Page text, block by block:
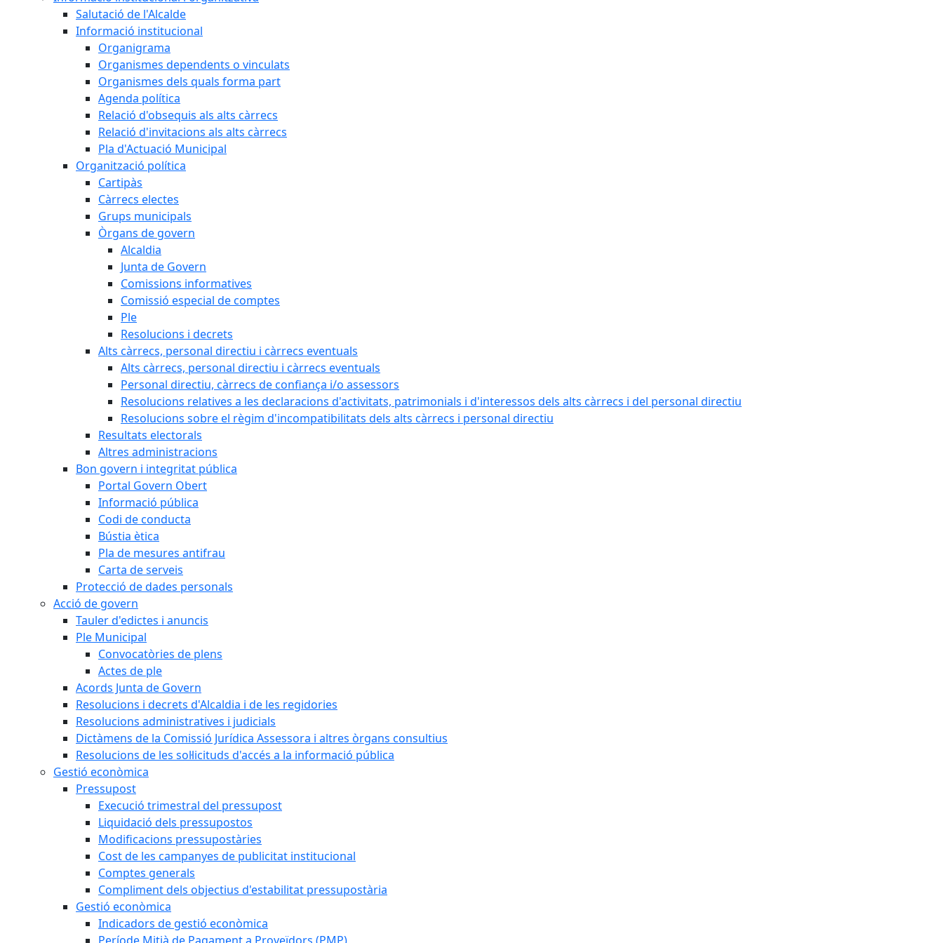
Salutació de l'Alcalde
Informació institucional
Organigrama
Organismes dependents o vinculats
Organismes dels quals forma part
Agenda política
Relació d'obsequis als alts càrrecs
Relació d'invitacions als alts càrrecs
Pla d'Actuació Municipal
Organització política
Cartipàs
Càrrecs electes
Grups municipals
Òrgans de govern
Alcaldia
Junta de Govern
Comissions informatives
Comissió especial de comptes
Ple
Resolucions i decrets
Alts càrrecs, personal directiu i càrrecs eventuals
Alts càrrecs, personal directiu i càrrecs eventuals
Personal directiu, càrrecs de confiança i/o assessors
Resolucions relatives a les declaracions d'activitats, patrimonials i d'interessos dels alts càrrecs i del personal directiu
Resolucions sobre el règim d'incompatibilitats dels alts càrrecs i personal directiu
Resultats electorals
Altres administracions
Bon govern i integritat pública
Portal Govern Obert
Informació pública
Codi de conducta
Bústia ètica
Pla de mesures antifrau
Carta de serveis
Protecció de dades personals
Acció de govern
Tauler d'edictes i anuncis
Ple Municipal
Convocatòries de plens
Actes de ple
Acords Junta de Govern
Resolucions i decrets d'Alcaldia i de les regidories
Resolucions administratives i judicials
Dictàmens de la Comissió Jurídica Assessora i altres òrgans consultius
Resolucions de les sol·licituds d'accés a la informació pública
Gestió econòmica
Pressupost
Execució trimestral del pressupost
Liquidació dels pressupostos
Modificacions pressupostàries
Cost de les campanyes de publicitat institucional
Comptes generals
Compliment dels objectius d'estabilitat pressupostària
Gestió econòmica
Indicadors de gestió econòmica